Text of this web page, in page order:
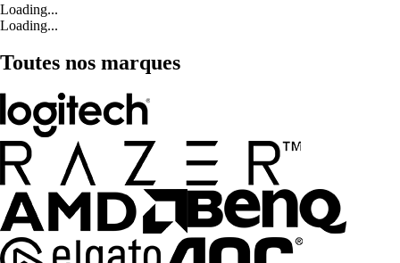
Loading...
Loading...
Toutes nos marques